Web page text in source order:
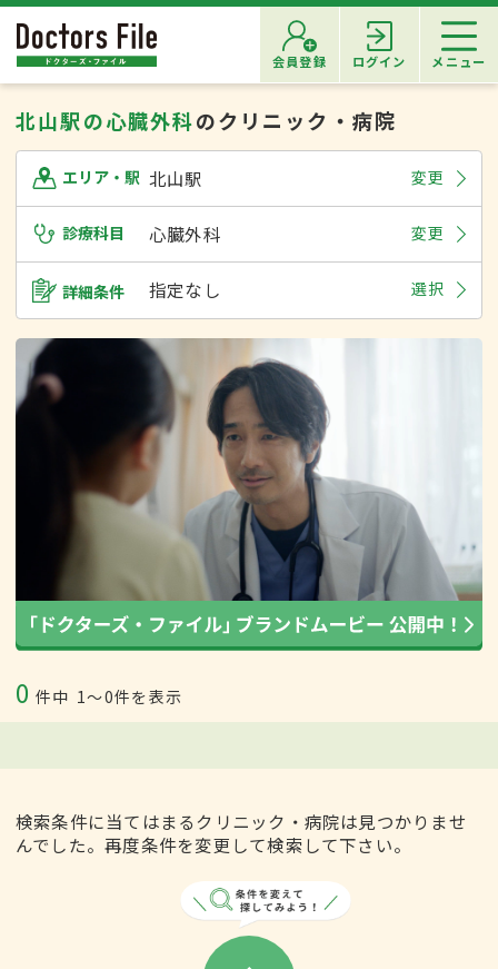
会員登録 ログイン メニュー
北山駅の心臓外科のクリニック・病院
エリア・駅 北山駅 変更
診療科目 心臓外科 変更
詳細条件 指定なし 選択
0 件中 1〜0件を表示
検索条件に当てはまるクリニック・病院は見つかりませ
んでした。再度条件を変更して検索して下さい。